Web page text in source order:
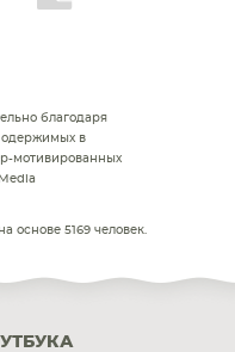
благодаря
одержимых в
мотивированных
на основе 5169 человек.